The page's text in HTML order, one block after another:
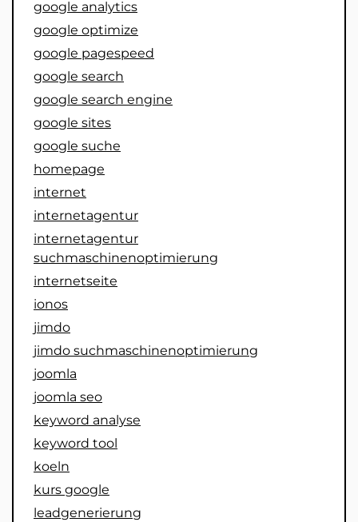
google analytics
google optimize
google pagespeed
google search
google search engine
google sites
google suche
homepage
internet
internetagentur
internetagentur
suchmaschinenoptimierung
internetseite
ionos
jimdo
jimdo suchmaschinenoptimierung
joomla
joomla seo
keyword analyse
keyword tool
koeln
kurs google
leadgenerierung